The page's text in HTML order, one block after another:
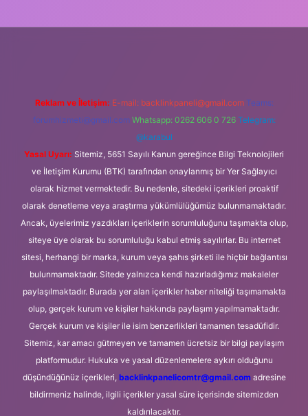
Reklam ve İletişim: E-mail: backlinkpaneli@gmail.com Teams:
forumhizmeti@gmail.com Whatsapp: 0262 606 0 726 Telegram:
@karabul
Yasal Uyarı: Sitemiz, 5651 Sayılı Kanun gereğince Bilgi Teknolojileri
ve İletişim Kurumu (BTK) tarafından onaylanmış bir Yer Sağlayıcı
olarak hizmet vermektedir. Bu nedenle, sitedeki içerikleri proaktif
olarak denetleme veya araştırma yükümlülüğümüz bulunmamaktadır.
Ancak, üyelerimiz yazdıkları içeriklerin sorumluluğunu taşımakta olup,
siteye üye olarak bu sorumluluğu kabul etmiş sayılırlar. Bu internet
sitesi, herhangi bir marka, kurum veya şahıs şirketi ile hiçbir bağlantısı
bulunmamaktadır. Sitede yalnızca kendi hazırladığımız makaleler
paylaşılmaktadır. Burada yer alan içerikler haber niteliği taşımamakta
olup, gerçek kurum ve kişiler hakkında paylaşım yapılmamaktadır.
Gerçek kurum ve kişiler ile isim benzerlikleri tamamen tesadüfidir.
Sitemiz, kar amacı gütmeyen ve tamamen ücretsiz bir bilgi paylaşım
platformudur. Hukuka ve yasal düzenlemelere aykırı olduğunu
düşündüğünüz içerikleri, backlinkpanelicomtr@gmail.comadresine
bildirmeniz halinde, ilgili içerikler yasal süre içerisinde sitemizden
kaldırılacaktır.